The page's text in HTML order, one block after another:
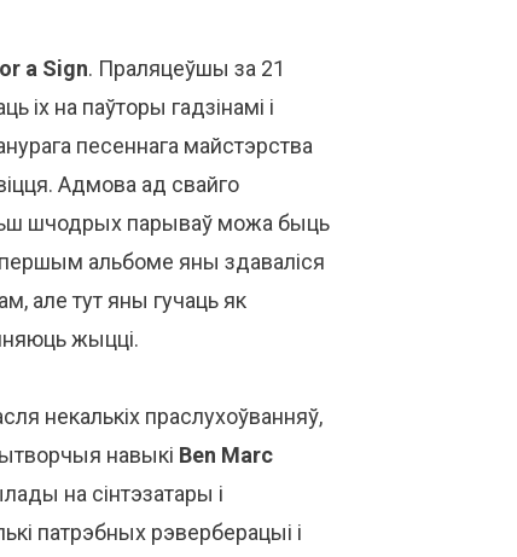
a Sign. Праляцеўшы за 21
іх на паўторы гадзінамі і
песеннага майстэрства
Адмова ад свайго
шчодрых парываў можа быць
альбоме яны здаваліся
але тут яны гучаць як
жыцці.
некалькіх праслухоўванняў,
навыкі Ben Marc
на сінтэзатары і
патрэбных рэверберацыі і